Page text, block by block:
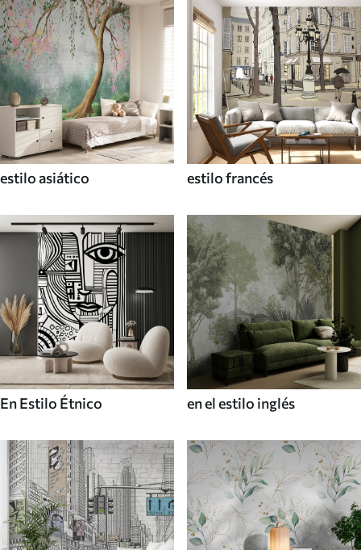
estilo asiático estilo francés
En Estilo Étnico en el estilo inglés